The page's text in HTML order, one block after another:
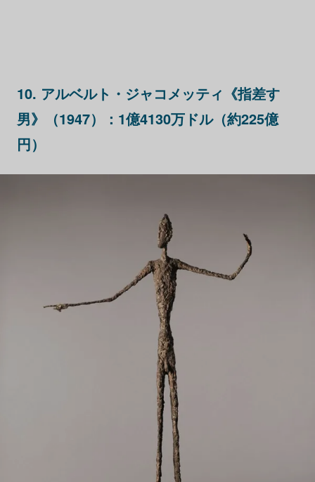
10. アルベルト・ジャコメッティ《指差す
男》（1947）：1億4130万ドル（約225億
円）